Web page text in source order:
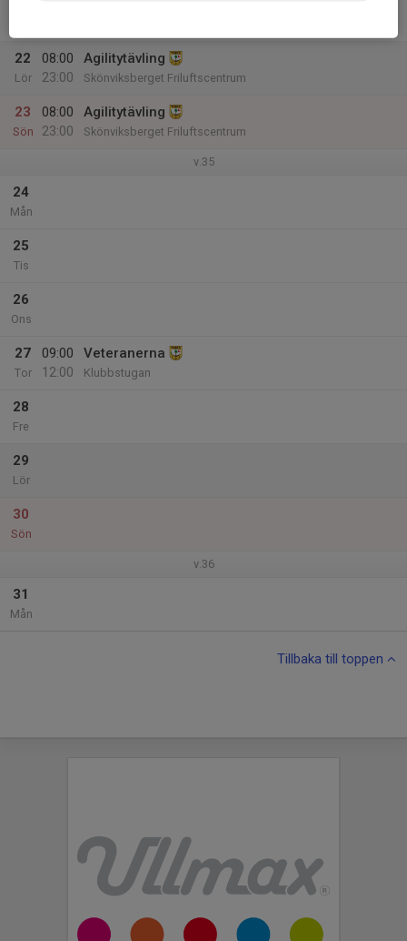
22
Lör
08:00
23:00
Agilitytävling
Skönviksberget Friluftscentrum
23
Sön
08:00
23:00
Agilitytävling
Skönviksberget Friluftscentrum
v.35
24
Mån
25
Tis
26
Ons
27
Tor
09:00
12:00
Veteranerna
Klubbstugan
28
Fre
29
Lör
30
Sön
v.36
31
Mån
Tillbaka till toppen